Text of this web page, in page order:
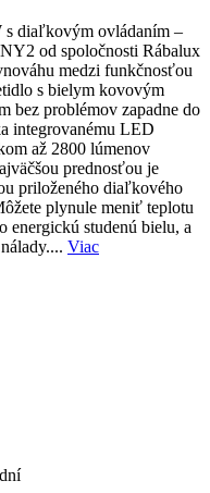
diaľkovým ovládaním –
od spoločnosti Rábalux
medzi funkčnosťou
s bielym kovovým
bez problémov zapadne do
integrovanému LED
až 2800 lúmenov
prednosťou je
priloženého diaľkového
plynule meniť teplotu
energickú studenú bielu, a
Viac